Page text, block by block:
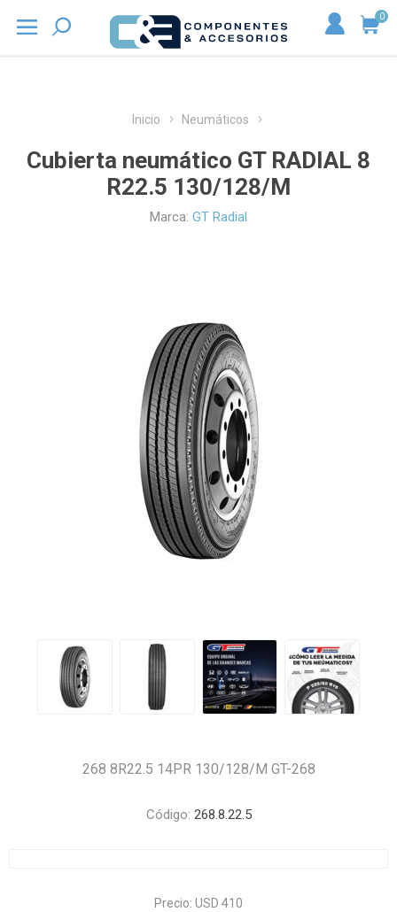
0
Inicio Neumáticos
Cubierta neumático GT RADIAL 8
R22.5 130/128/M
Marca: GT Radial
268 8R22.5 14PR 130/128/M GT-268
Código: 268.8.22.5
Precio: USD 410